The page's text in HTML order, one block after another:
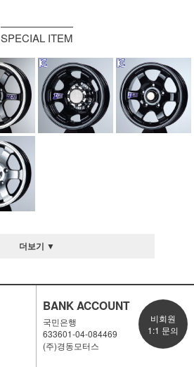
SPECIAL ITEM
더보기 ▼
BANK ACCOUNT
국민은행
633601-04-084469
(주)경동모터스
비회원
1:1 문의